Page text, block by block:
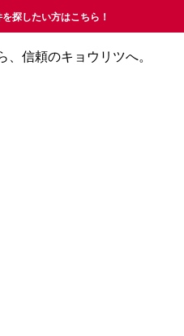
探したい方はこちら！
、信頼のキョウリツへ。